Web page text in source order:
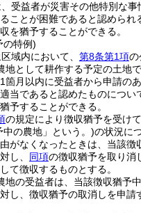
受益者が災害その他特別な事
ことが困難であると認められ
を猶予することができる。
の特例)
域内において、 第8条第1項の
地として耕作する予定の土地
箇月以内に受益者から申請の
当であると認めたものについ
予することができる。
の規定により徴収猶予を受け
の農地」という。)の状況に
がなくなったときは、当該徴
し、 同項の徴収猶予を取り消
て徴収するものとする。
地の受益者は、当該徴収猶予
し、徴収猶予の取消しを申請